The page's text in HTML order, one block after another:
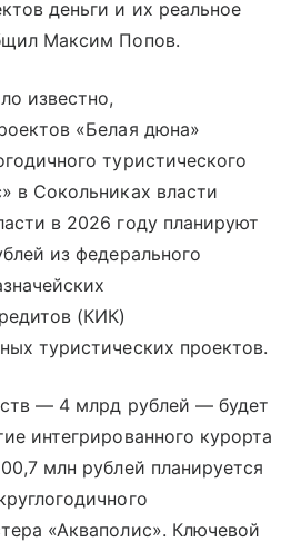
деньги и их реальное
Максим Попов.
известно,
«Белая дюна»
туристического
в Сокольниках власти
в 2026 году планируют
из федерального
(КИК)
туристических проектов.
— 4 млрд рублей — будет
интегрированного курорта
млн рублей планируется
«Акваполис». Ключевой